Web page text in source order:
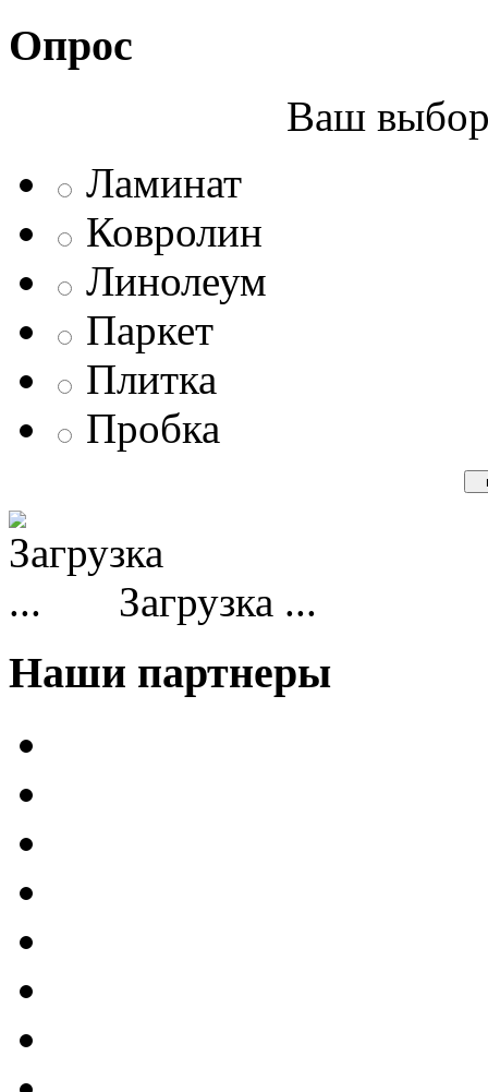
Опрос
Ваш выбор
Ламинат
Ковролин
Линолеум
Паркет
Плитка
Пробка
Загрузка ...
Наши партнеры